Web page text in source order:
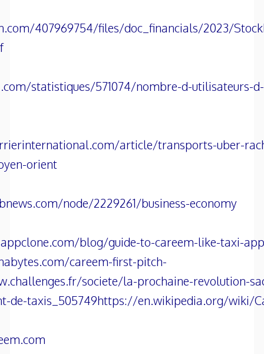
407969754/files/doc_financials/2023/
statistiques/571074/nombre-d-utilisateurs-
article/transports-uber-
orient
node/2229261/business-economy
blog/guide-to-careem-like-taxi-
careem-first-pitch-
societe/la-prochaine-revolution-
de-taxis_505749https://en.wikipedia.org/wiki/